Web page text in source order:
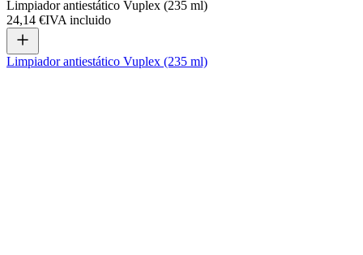
Limpiador antiestático Vuplex (235 ml)
24,14 €IVA incluido
Limpiador antiestático Vuplex (235 ml)